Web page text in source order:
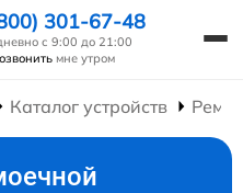
301-67-48
с 9:00 до 21:00
мне утром
Каталог устройств